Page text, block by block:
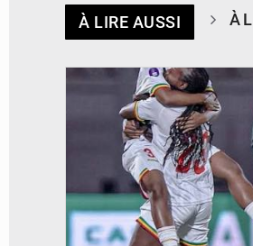
À LIRE AUSSI À
© FEMAFOOT